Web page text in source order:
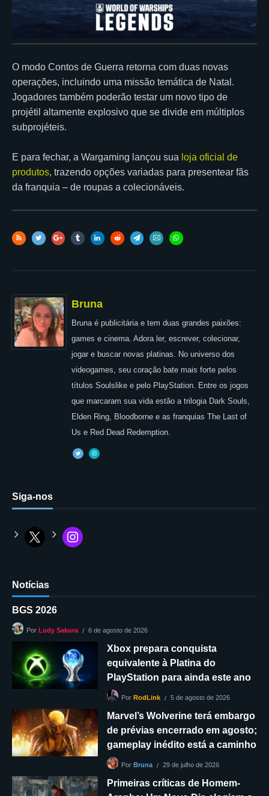
O modo Contos de Guerra retorna com duas novas
operações, incluindo uma missão temática de Natal.
Jogadores também poderão testar um novo tipo de
projétil altamente explosivo que se divide em múltiplos
subprojéteis.
E para fechar, a Wargaming lançou sua loja oficial de
produtos, trazendo opções variadas para presentear fãs
da franquia – de roupas a colecionáveis.
Bruna
Bruna é publicitária e tem duas grandes paixões:
games e cinema. Adora ler, escrever, colecionar,
jogar e buscar novas platinas. No universo dos
videogames, seu coração bate mais forte pelos
títulos Soulslike e pelo PlayStation. Entre os jogos
que marcaram sua vida estão a trilogia Dark Souls,
Elden Ring, Bloodborne e as franquias The Last of
Us e Red Dead Redemption.
Siga-nos
Notícias
BGS 2026
Por Ludy Sakura 6 de agosto de 2026
Xbox prepara conquista
equivalente à Platina do
PlayStation para ainda este ano
Por RodLink 5 de agosto de 2026
Marvel’s Wolverine terá embargo
de prévias encerrado em agosto;
gameplay inédito está a caminho
Por Bruna 29 de julho de 2026
Primeiras críticas de Homem-